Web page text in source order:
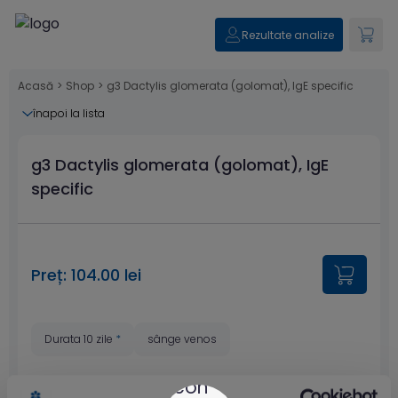
Rezultate analize
Acasă > Shop > g3 Dactylis glomerata (golomat), IgE specific
înapoi la lista
g3 Dactylis glomerata (golomat), IgE
specific
Preț: 104.00 lei
Durata 10 zile * sânge venos
* Estimare valabilă doar pentru